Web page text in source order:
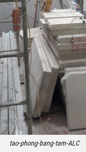
tao-phong-bang-tam-ALC